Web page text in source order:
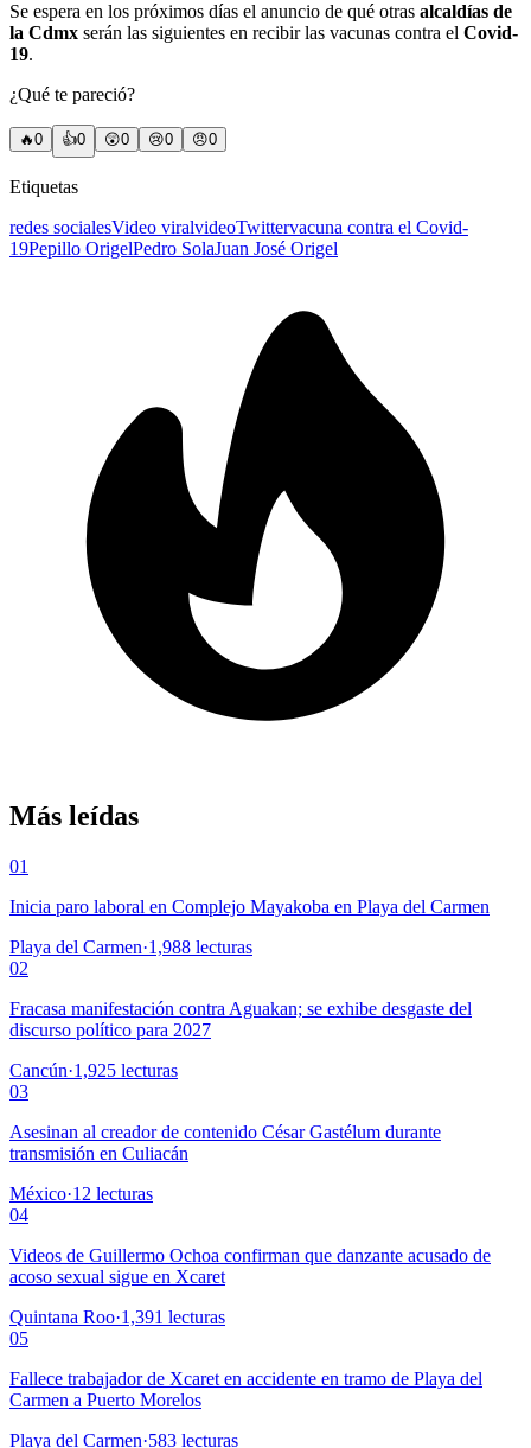
Se espera en los próximos días el anuncio de qué otras alcaldías de
la Cdmx serán las siguientes en recibir las vacunas contra el Covid-
19.
¿Qué te pareció?
🔥0 👍0 😲0 😢0 😠0
Etiquetas
redes socialesVideo viralvideoTwittervacuna contra el Covid-
19Pepillo OrigelPedro SolaJuan José Origel
Más leídas
01
Inicia paro laboral en Complejo Mayakoba en Playa del Carmen
Playa del Carmen·1,988 lecturas
02
Fracasa manifestación contra Aguakan; se exhibe desgaste del
discurso político para 2027
Cancún·1,925 lecturas
03
Asesinan al creador de contenido César Gastélum durante
transmisión en Culiacán
México·12 lecturas
04
Videos de Guillermo Ochoa confirman que danzante acusado de
acoso sexual sigue en Xcaret
Quintana Roo·1,391 lecturas
05
Fallece trabajador de Xcaret en accidente en tramo de Playa del
Carmen a Puerto Morelos
Playa del Carmen·583 lecturas